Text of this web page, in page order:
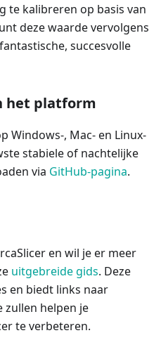
te kalibreren op basis van
deze waarde vervolgens
succesvolle
het platform
Windows-, Mac- en Linux-
stabiele of nachtelijke
via GitHub-pagina.
en wil je er meer
uitgebreide gids. Deze
en biedt links naar
zullen helpen je
te verbeteren.